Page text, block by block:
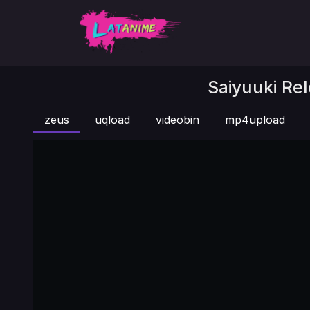
Saiyuuki
zeus uqload videobin mp4upload